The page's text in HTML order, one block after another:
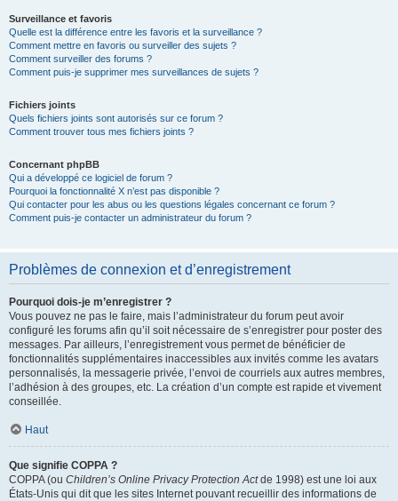
Surveillance et favoris
Quelle est la différence entre les favoris et la surveillance ?
Comment mettre en favoris ou surveiller des sujets ?
Comment surveiller des forums ?
Comment puis-je supprimer mes surveillances de sujets ?
Fichiers joints
Quels fichiers joints sont autorisés sur ce forum ?
Comment trouver tous mes fichiers joints ?
Concernant phpBB
Qui a développé ce logiciel de forum ?
Pourquoi la fonctionnalité X n’est pas disponible ?
Qui contacter pour les abus ou les questions légales concernant ce forum ?
Comment puis-je contacter un administrateur du forum ?
Problèmes de connexion et d’enregistrement
Pourquoi dois-je m’enregistrer ?
Vous pouvez ne pas le faire, mais l’administrateur du forum peut avoir
configuré les forums afin qu’il soit nécessaire de s’enregistrer pour poster des
messages. Par ailleurs, l’enregistrement vous permet de bénéficier de
fonctionnalités supplémentaires inaccessibles aux invités comme les avatars
personnalisés, la messagerie privée, l’envoi de courriels aux autres membres,
l’adhésion à des groupes, etc. La création d’un compte est rapide et vivement
conseillée.
Haut
Que signifie COPPA ?
COPPA (ou Children’s Online Privacy Protection Actde 1998) est une loi aux
États-Unis qui dit que les sites Internet pouvant recueillir des informations de